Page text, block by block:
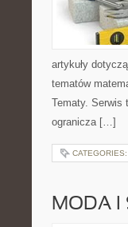
artykuły
tematów
Tematy. Serwis
ogranicza […]
CATEGORIES:
MODA I